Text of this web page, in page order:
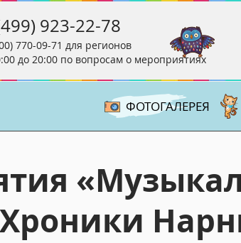
923-22-78
770-09-71 для регионов
до 20:00 по вопросам о мероприятиях
ФОТОГАЛЕРЕЯ